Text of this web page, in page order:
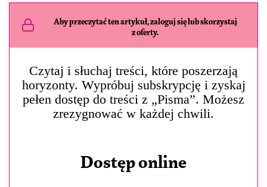
Aby przeczytać ten artykuł, zaloguj się lub skorzystaj
z oferty.
Czytaj i słuchaj treści, które poszerzają
horyzonty. Wypróbuj subskrypcję i zyskaj
pełen dostęp do treści z „Pisma”. Możesz
zrezygnować w każdej chwili.
Dostęp online